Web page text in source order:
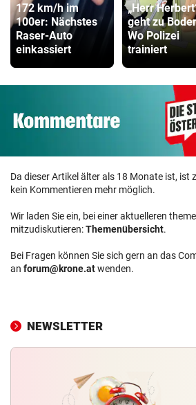
172 km/h im
100er: Nächstes
Raser-Auto
einkassiert
„Herr
geht zu
Wo Polizei
trainiert
Da dieser Artikel älter als 18 Monate ist, ist
kein Kommentieren mehr möglich.
Wir laden Sie ein, bei einer aktuelleren
mitzudiskutieren:Themenübersicht.
Bei Fragen können Sie sich gern an das
an forum@krone.atwenden.
NEWSLETTER